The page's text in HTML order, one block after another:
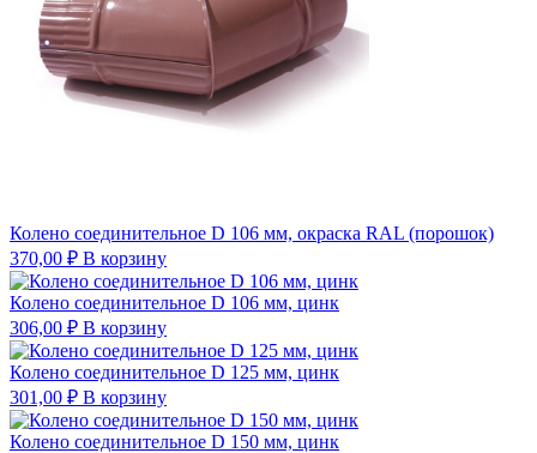
Колено соединительное D 106 мм, окраска RAL (порошок)
370,00 ₽ В корзину
Колено соединительное D 106 мм, цинк
306,00 ₽ В корзину
Колено соединительное D 125 мм, цинк
301,00 ₽ В корзину
Колено соединительное D 150 мм, цинк